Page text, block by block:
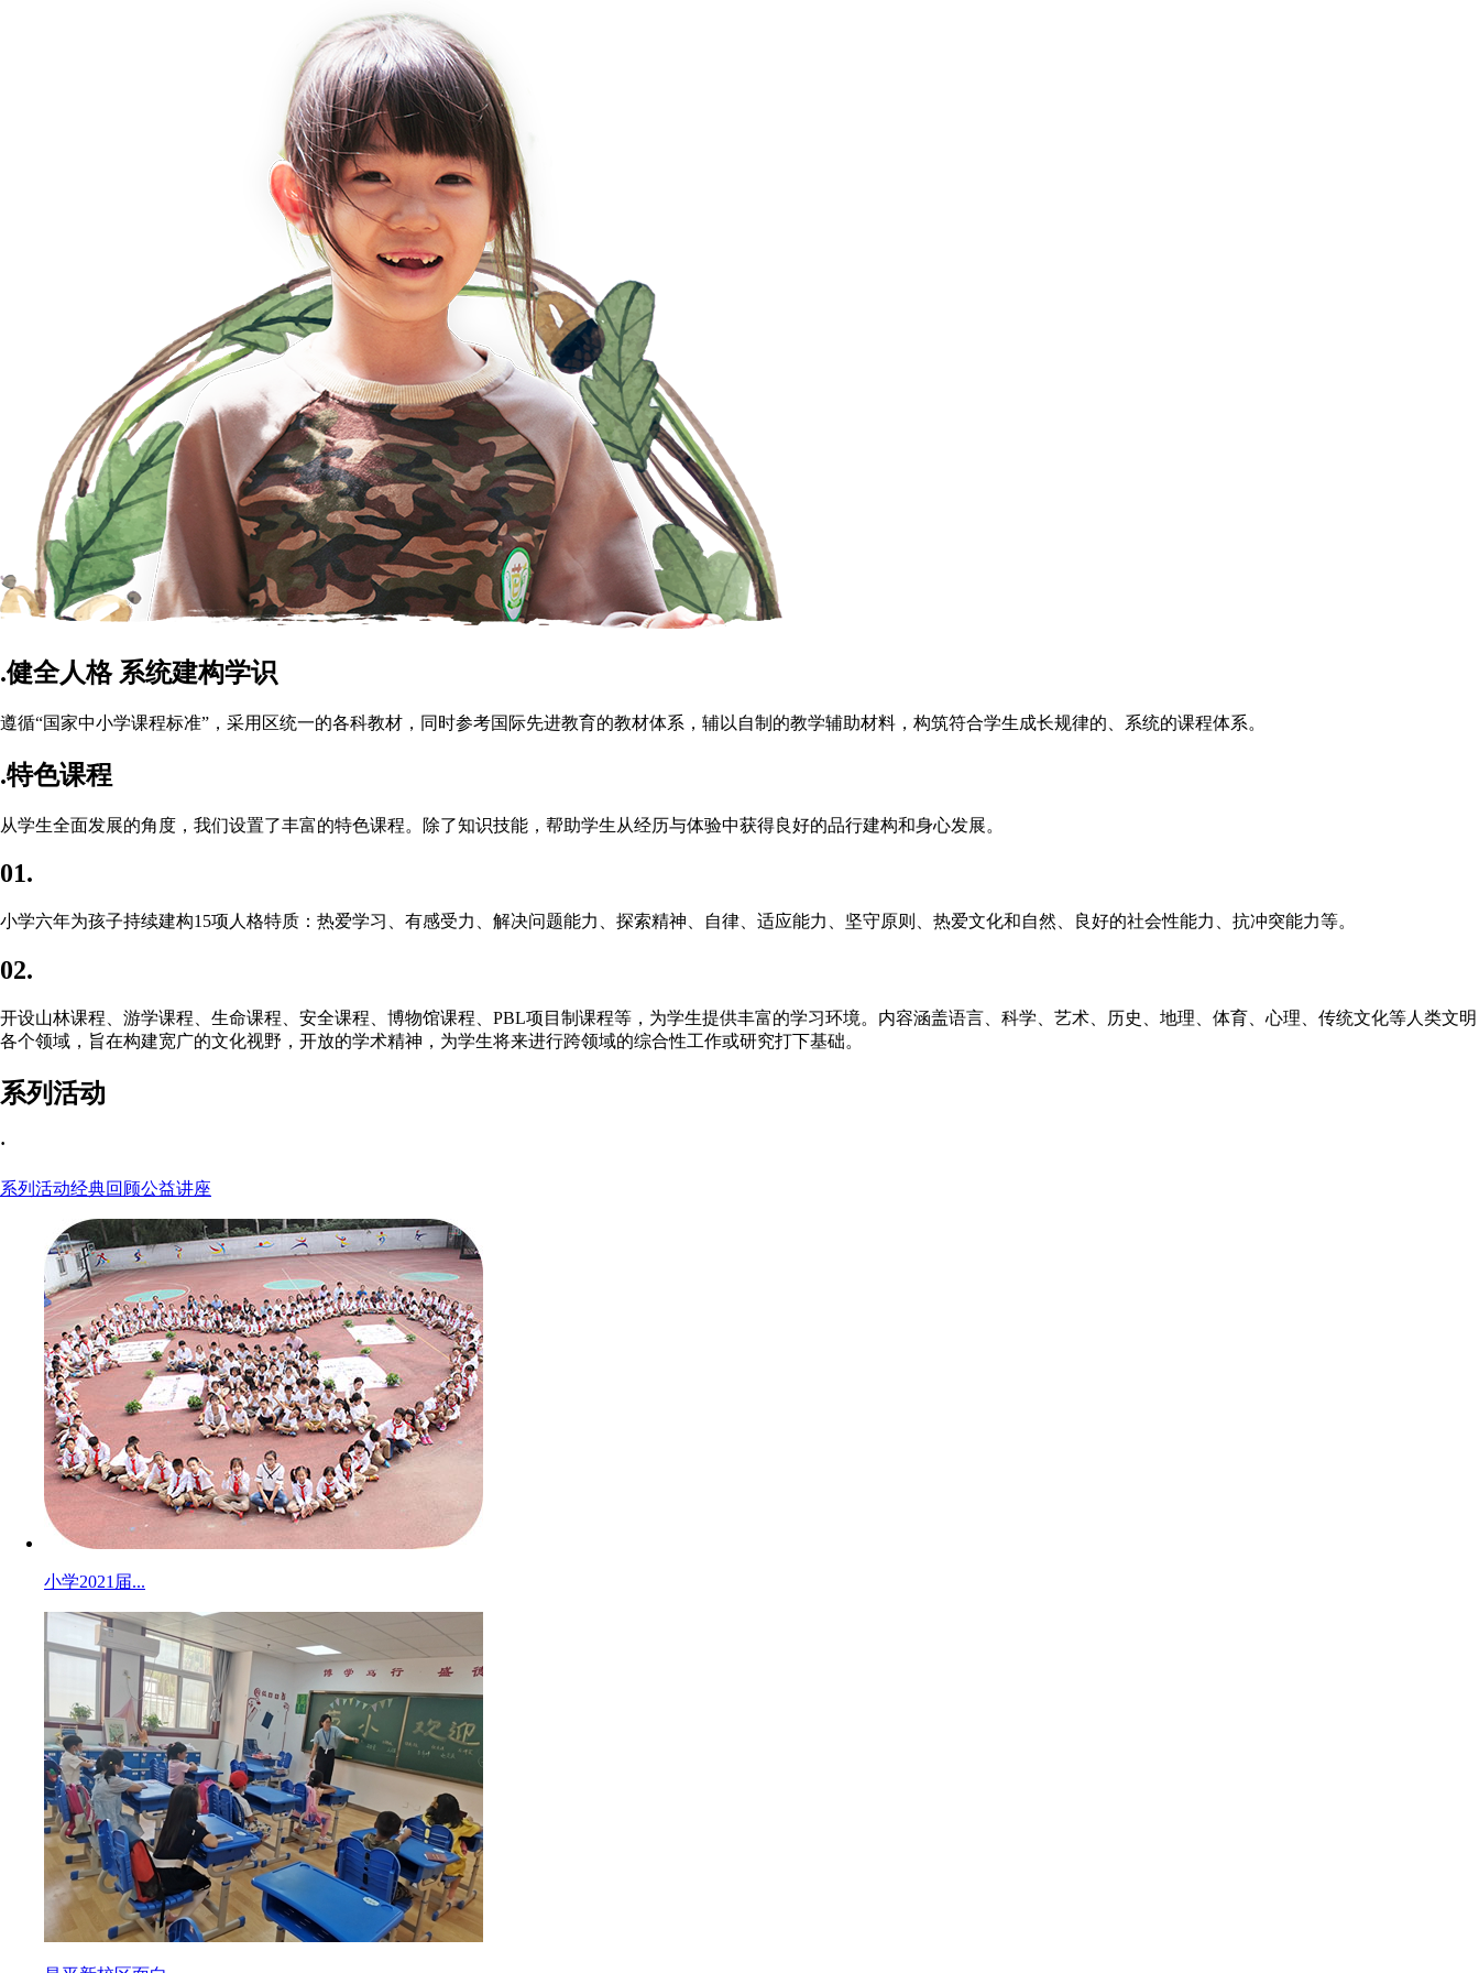
.健全人格 系统建构学识
遵循“国家中小学课程标准”，采用区统一的各科教材，同时参考国际先进教育的教材体系，辅以自制的教学辅助材料，构筑符合学生成长规律的、系统的课程体系。
.特色课程
从学生全面发展的角度，我们设置了丰富的特色课程。除了知识技能，帮助学生从经历与体验中获得良好的品行建构和身心发展。
01.
小学六年为孩子持续建构15项人格特质：热爱学习、有感受力、解决问题能力、探索精神、自律、适应能力、坚守原则、热爱文化和自然、良好的社会性能力、抗冲突能力等。
02.
开设山林课程、游学课程、生命课程、安全课程、博物馆课程、PBL项目制课程等，为学生提供丰富的学习环境。内容涵盖语言、科学、艺术、历史、地理、体育、心理、传统文化等人类文明
各个领域，旨在构建宽广的文化视野，开放的学术精神，为学生将来进行跨领域的综合性工作或研究打下基础。
系列活动
·
系列活动经典回顾公益讲座
小学2021届...